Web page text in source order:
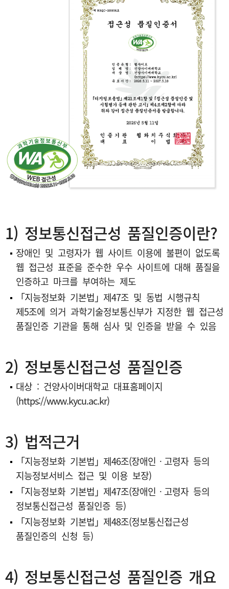
1) 정보통신접근성 품질인증이란?
장애인 및 고령자가 웹 사이트 이용에 불편이 없도록
웹 접근성 표준을 준수한 우수 사이트에 대해 품질을
인증하고 마크를 부여하는 제도
「지능정보화 기본법」제47조 및 동법 시행규칙
제5조에 의거 과학기술정보통신부가 지정한 웹 접근성
품질인증 기관을 통해 심사 및 인증을 받을 수 있음
2) 정보통신접근성 품질인증
대상 : 건양사이버대학교 대표홈페이지
(https://www.kycu.ac.kr)
3) 법적근거
「지능정보화 기본법」제46조(장애인ㆍ고령자 등의
지능정보서비스 접근 및 이용 보장)
「지능정보화 기본법」제47조(장애인ㆍ고령자 등의
정보통신접근성 품질인증 등)
「지능정보화 기본법」제48조(정보통신접근성
품질인증의 신청 등)
4) 정보통신접근성 품질인증 개요